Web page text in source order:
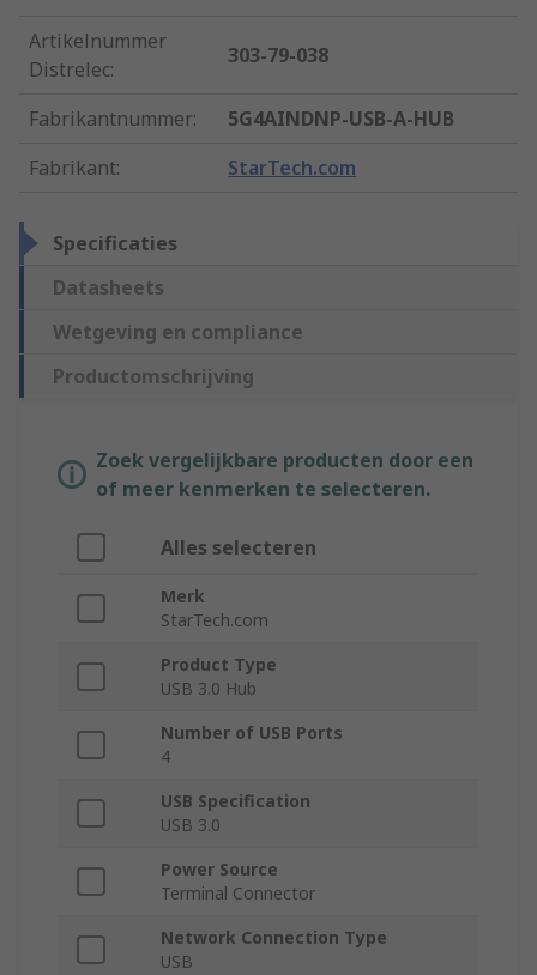
Artikelnummer
Distrelec:
303-79-038
Fabrikantnummer:
5G4AINDNP-USB-A-HUB
Fabrikant: StarTech.com
Specificaties
Datasheets
Wetgeving en compliance
Productomschrijving
Zoek vergelijkbare producten door een
of meer kenmerken te selecteren.
Alles selecteren
Merk
StarTech.com
Product Type
USB 3.0 Hub
Number of USB Ports
4
USB Specification
USB 3.0
Power Source
Terminal Connector
Network Connection Type
USB